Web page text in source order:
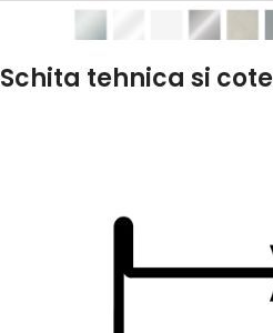
Schita tehnica si cote